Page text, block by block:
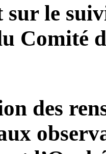
le
Comité
des